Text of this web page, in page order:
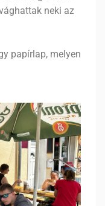
neki az
papírlap, melyen